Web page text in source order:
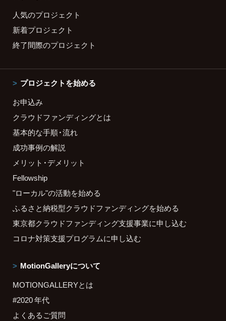
人気のプロジェクト
新着プロジェクト
終了間際のプロジェクト
プロジェクトを始める
お申込み
クラウドファンディングとは
基本的な手順・流れ
成功事例の解説
メリット・デメリット
Fellowship
"ローカル"の活動を始める
ふるさと納税型クラウドファンディングを始める
東京都クラウドファンディング支援事業に申し込む
コロナ対策支援プログラムに申し込む
MotionGalleryについて
MOTIONGALLERYとは
#2020 年代
よくあるご質問